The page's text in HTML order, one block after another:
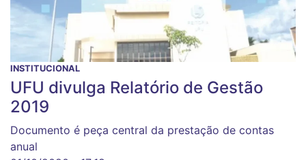
INSTITUCIONAL
UFU divulga Relatório de Gestão
2019
Documento é peça central da prestação de contas
anual